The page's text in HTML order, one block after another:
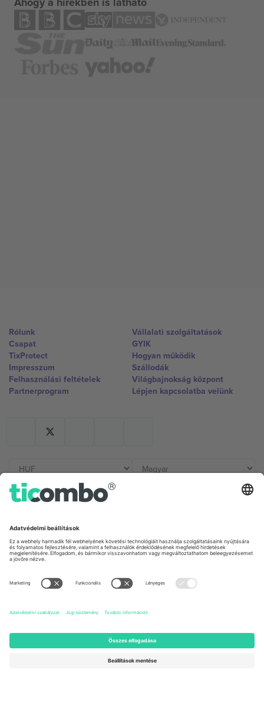
Rólunk
Csapat
TixProtect
Impresszum
Felhasználási feltételek
Partnerprogram
Vállalati szolgáltatások
GYIK
Hogyan működik
Szállodák
Világbajnokság központ
Lépjen kapcsolatba velünk
Germany
Unter den Linden 24, 10117
Berlin, Germany
United Kingdom
167 City Road, London, Greater
Newark, Delaware 19713, United
States
Engelberg, Switzerland